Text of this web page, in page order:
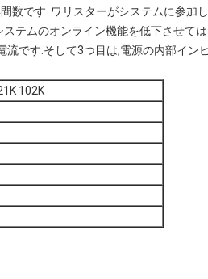
数です. ワリスターがシステムに参加
テムのオンライン機能を低下させて
です.そして3つ目は,電源の内部イン
102K